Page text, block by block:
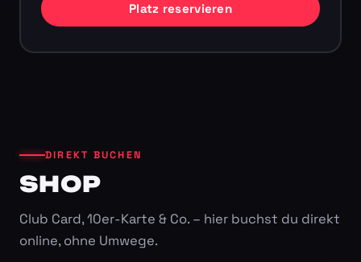
Platz reservieren
DIREKT BUCHEN
SHOP
Club Card, 10er-Karte & Co. – hier buchst du direkt
online, ohne Umwege.